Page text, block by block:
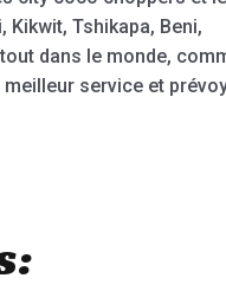
Tshikapa, Beni,
dans le monde,
meilleur service et